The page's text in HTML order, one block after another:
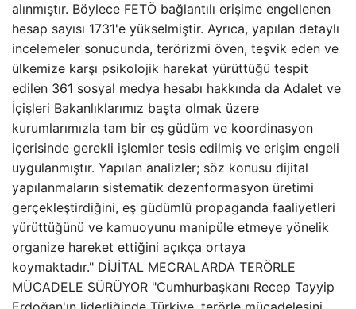
alınmıştır. Böylece FETÖ bağlantılı erişime engellenen
hesap sayısı 1731'e yükselmiştir. Ayrıca, yapılan detaylı
incelemeler sonucunda, terörizmi öven, teşvik eden ve
ülkemize karşı psikolojik harekat yürüttüğü tespit
edilen 361 sosyal medya hesabı hakkında da Adalet ve
İçişleri Bakanlıklarımız başta olmak üzere
kurumlarımızla tam bir eş güdüm ve koordinasyon
içerisinde gerekli işlemler tesis edilmiş ve erişim engeli
uygulanmıştır. Yapılan analizler; söz konusu dijital
yapılanmaların sistematik dezenformasyon üretimi
gerçekleştirdiğini, eş güdümlü propaganda faaliyetleri
yürüttüğünü ve kamuoyunu manipüle etmeye yönelik
organize hareket ettiğini açıkça ortaya
koymaktadır." DİJİTAL MECRALARDA TERÖRLE
MÜCADELE SÜRÜYOR "Cumhurbaşkanı Recep Tayyip